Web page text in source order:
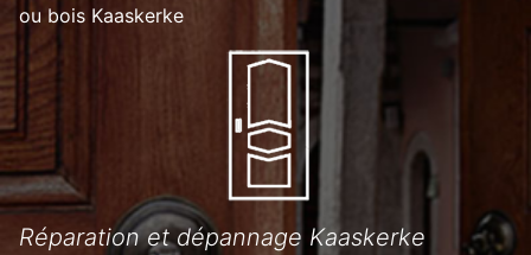
ou bois Kaaskerke
Réparation et dépannage Kaaskerke